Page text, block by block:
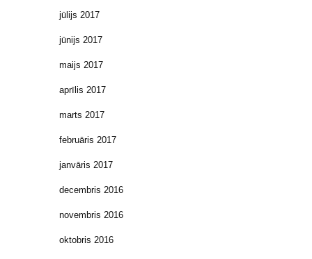
jūlijs 2017
jūnijs 2017
maijs 2017
aprīlis 2017
marts 2017
februāris 2017
janvāris 2017
decembris 2016
novembris 2016
oktobris 2016